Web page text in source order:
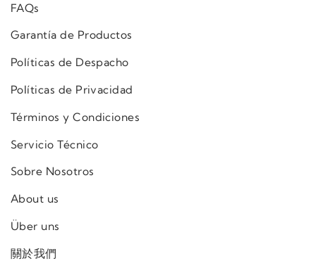
FAQs
Garantía de Productos
Políticas de Despacho
Políticas de Privacidad
Términos y Condiciones
Servicio Técnico
Sobre Nosotros
About us
Über uns
關於我們